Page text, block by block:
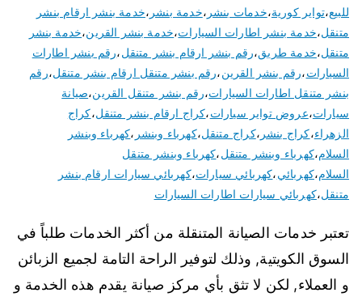
للبيع،تواير كورية،خدمات بنشر ،خدمة بنشر ،خدمة بنشر ارقام بنشر
متنقل،خدمة بنشر اطارات السيارات،خدمة بنشر القرين،خدمة بنشر
متنقل،خدمة طريق،رقم بنشر ارقام بنشر متنقل،رقم بنشر اطارات
السيارات،رقم بنشر القرين،رقم بنشر متنقل ارقام بنشر متنقل،رقم
بنشر متنقل اطارات السيارات،رقم بنشر متنقل القرين،صيانة
سيارات،عروض تواير سيارات،كراج ارقام بنشر متنقل،كراج
الزهراء،كراج بنشر ،كراج متنقل،كهرباء وبنشر ،كهرباء وبنشر
السلام،كهرباء وبنشر متنقل،كهرباء وبنشر متنقل
السلام،كهربائي،كهربائي سيارات،كهربائي سيارات ارقام بنشر
متنقل،كهربائي سيارات اطارات السيارات
تعتبر خدمات الصيانة المتنقلة من أكثر الخدمات طلباً في
السوق الكويتية, وذلك لتوفير الراحة التامة لجميع الزبائن
و العملاء, لكن لا تثق بأي مركز صيانة يقدم هذه الخدمة و